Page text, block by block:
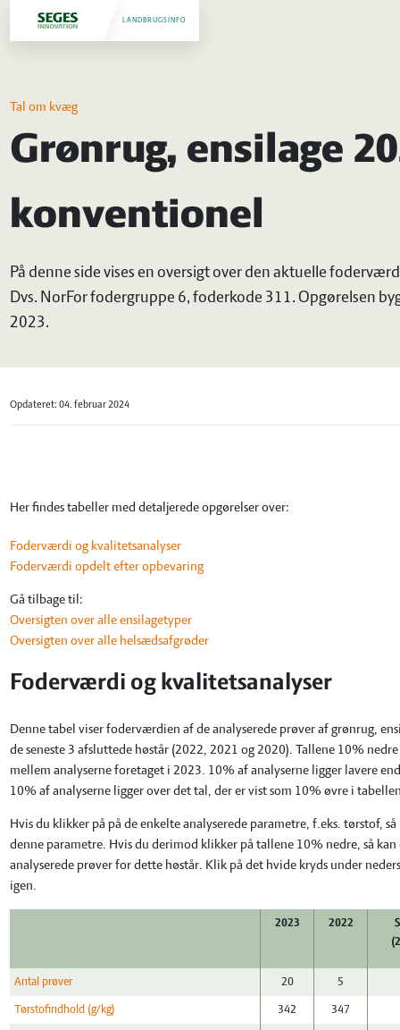
LANDBRUGSINFO
Tal om kvæg
Grønrug, ensilage
konventionel
På denne side vises en oversigt over den aktuelle
Dvs. NorFor fodergruppe 6, foderkode 311. Opgørelsen
2023.
Opdateret: 04. februar 2024
Her findes tabeller med detaljerede opgørelser over:
Foderværdi og kvalitetsanalyser
Foderværdi opdelt efter opbevaring
Gå tilbage til:
Oversigten over alle ensilagetyper
Oversigten over alle helsædsafgrøder
Foderværdi og kvalitetsanalyser
Denne tabel viser foderværdien af de analyserede prøver af grønrug,
de seneste 3 afsluttede høstår (2022, 2021 og 2020). Tallene 10%
mellem analyserne foretaget i 2023. 10% af analyserne ligger lavere
10% af analyserne ligger over det tal, der er vist som 10% øvre i
Hvis du klikker på på de enkelte analyserede parametre, f.eks. tørstof,
denne parametre. Hvis du derimod klikker på tallene 10% nedre, så
analyserede prøver for dette høstår. Klik på det hvide kryds under
igen.
2023 2022
Antal prøver 20 5
Tørstofindhold (g/kg) 342 347